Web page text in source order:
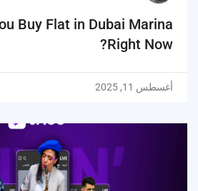
Buy Flat in Dubai Marina
Right Now?
أغسطس 11, 2025